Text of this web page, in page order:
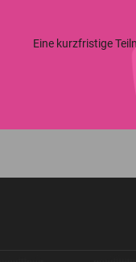
Eine kurzfristige